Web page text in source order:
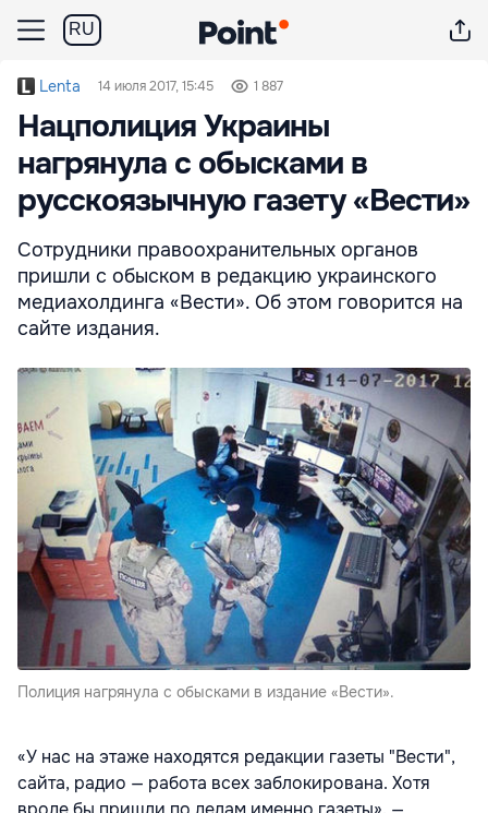
RU
Lenta 14 июля 2017, 15:45 1 887
Нацполиция Украины
нагрянула с обысками в
русскоязычную газету «Вести»
Сотрудники правоохранительных органов
пришли с обыском в редакцию украинского
медиахолдинга «Вести». Об этом говорится на
сайте издания.
Полиция нагрянула с обысками в издание «Вести».
«У нас на этаже находятся редакции газеты "Вести",
сайта, радио — работа всех заблокирована. Хотя